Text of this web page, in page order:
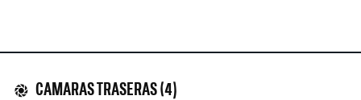
CAMARAS TRASERAS (4)